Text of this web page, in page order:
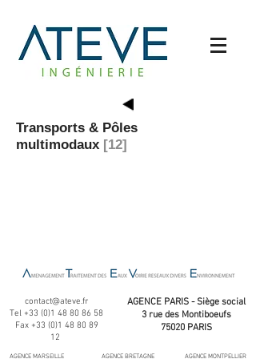
Transports & Pôles
multimodaux [12]
contact@ateve.fr
Tel +33 (0)1 48 80 86 58
Fax +33 (0)1 48 80 89
12
AGENCE PARIS - Siège social
3 rue des Montiboeufs
75020 PARIS
AGENCE MARSEILLE AGENCE BRETAGNE AGENCE MONTPELLIER